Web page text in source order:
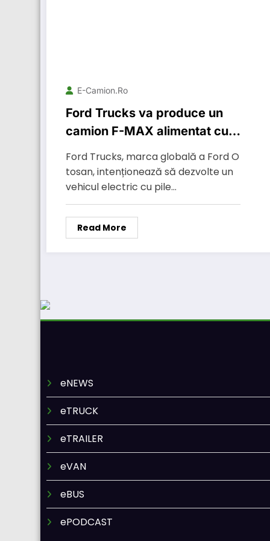
E-Camion.ro
Ford Trucks va produce un
camion F-MAX alimentat cu
hidrogen
Ford Trucks, marca globală a Ford O
tosan, intenționează să dezvolte un
vehicul electric cu pile…
Read More
eNEWS
eTRUCK
eTRAILER
eVAN
eBUS
ePODCAST